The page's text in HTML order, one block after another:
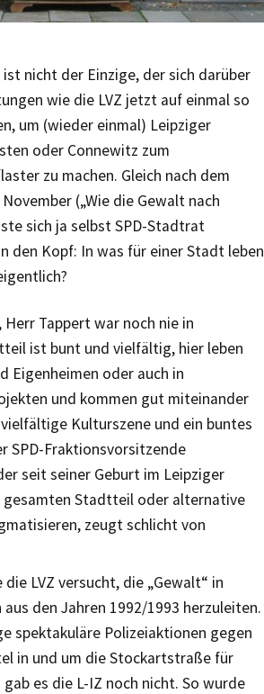
nicht der Einzige, der sich darüber
wie die LVZ jetzt auf einmal so
um (wieder einmal) Leipziger
oder Connewitz zum
zu machen. Gleich nach dem
(„Wie die Gewalt nach
sich ja selbst SPD-Stadtrat
den Kopf: In was für einer Stadt leben
Herr Tappert war noch nie in
ist bunt und vielfältig, hier leben
Eigenheimen oder auch in
und kommen gut miteinander
Kulturszene und ein buntes
SPD-Fraktionsvorsitzende
seit seiner Geburt im Leipziger
gesamten Stadtteil oder alternative
zeugt schlicht von
LVZ versucht, die „Gewalt“ in
den Jahren 1992/1993 herzuleiten.
spektakuläre Polizeiaktionen gegen
in und um die Stockartstraße für
es die L-IZ noch nicht. So wurde